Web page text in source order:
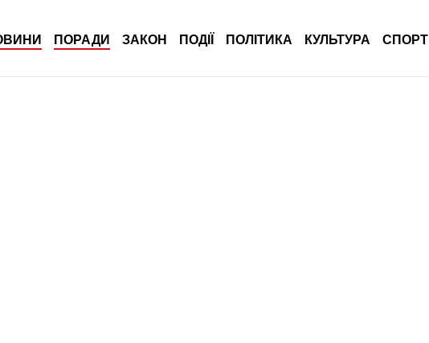
ПОРАДИ ЗАКОН ПОДІЇ ПОЛІТИКА КУЛЬТУРА СПОРТ